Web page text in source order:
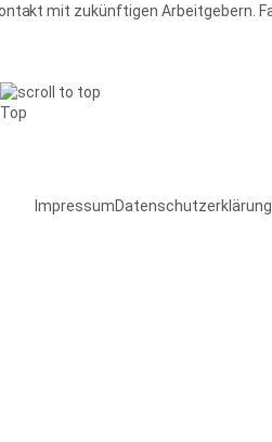
mit zukünftigen Arbeitgebern.
Top
ImpressumDatenschutzerklärung